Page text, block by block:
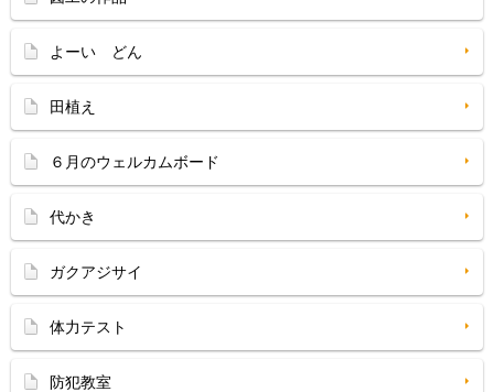
よーい どん
田植え
６月のウェルカムボード
代かき
ガクアジサイ
体力テスト
防犯教室